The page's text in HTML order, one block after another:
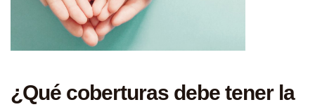
¿Qué coberturas debe tener la